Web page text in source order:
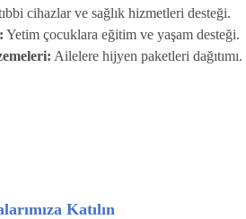
cihazlar ve sağlık hizmetleri desteği.
Yetim çocuklara eğitim ve yaşam desteği.
Ailelere hijyen paketleri dağıtımı.
Katılın